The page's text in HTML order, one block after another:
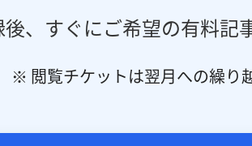
後、すぐにご希望の有料記
※ 閲覧チケットは翌月への繰り